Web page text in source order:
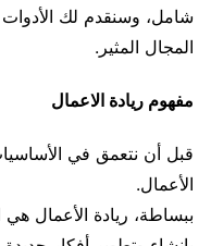
شامل، وسنقدم لك الأدوات
المجال المثير.
مفهوم ريادة الاعمال
قبل أن نتعمق في
الأعمال.
ببساطة، ريادة الأعمال هي